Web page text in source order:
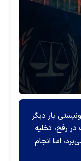
بار دیگر
رفح، تخلیه
اما انجام